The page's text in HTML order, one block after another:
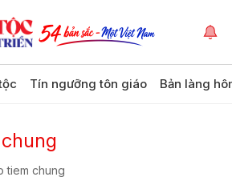
Tín ngưỡng tôn giáo Bản làng
tiem chung